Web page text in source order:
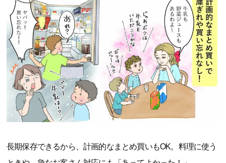
長期保存できるから、計画的なまとめ買いもOK。料理に使う